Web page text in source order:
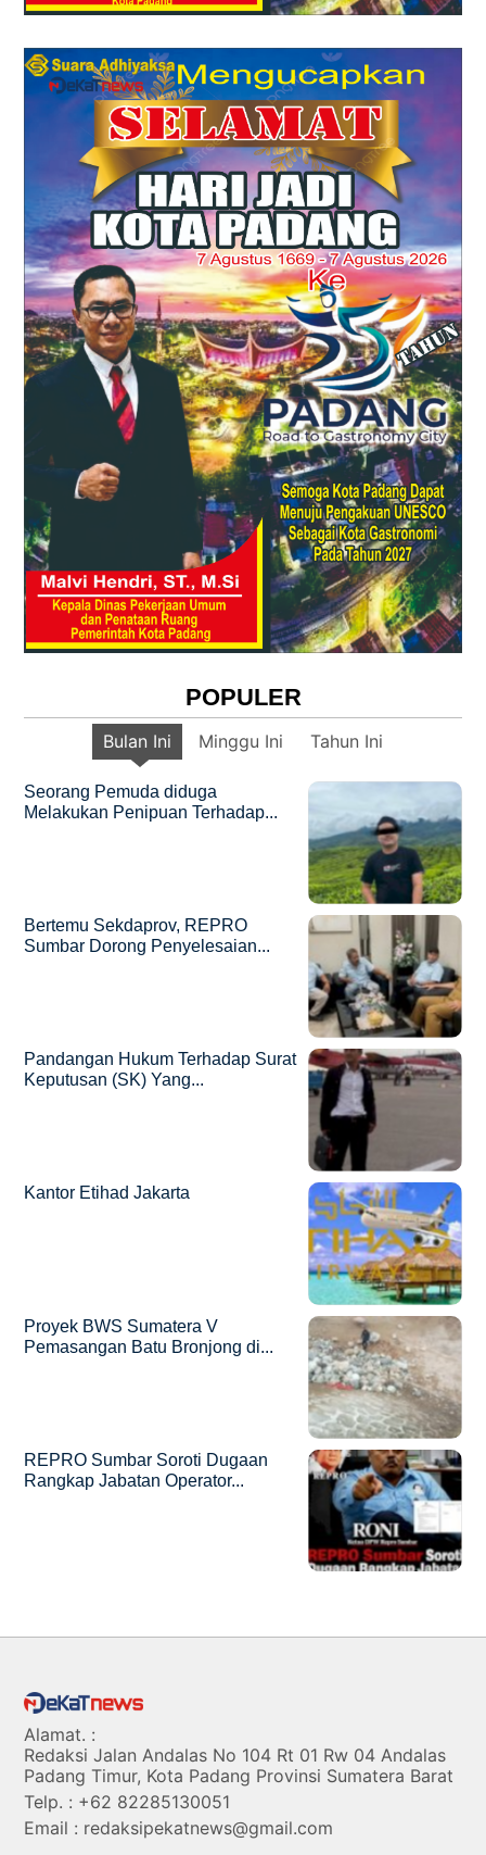
POPULER
Bulan Ini Minggu Ini Tahun Ini
Seorang Pemuda diduga
Melakukan Penipuan Terhadap...
Bertemu Sekdaprov, REPRO
Sumbar Dorong Penyelesaian...
Pandangan Hukum Terhadap Surat
Keputusan (SK) Yang...
Kantor Etihad Jakarta
Proyek BWS Sumatera V
Pemasangan Batu Bronjong di...
REPRO Sumbar Soroti Dugaan
Rangkap Jabatan Operator...
Alamat. :
Redaksi Jalan Andalas No 104 Rt 01 Rw 04 Andalas
Padang Timur, Kota Padang Provinsi Sumatera Barat
Telp. : +62 82285130051
Email : redaksipekatnews@gmail.com